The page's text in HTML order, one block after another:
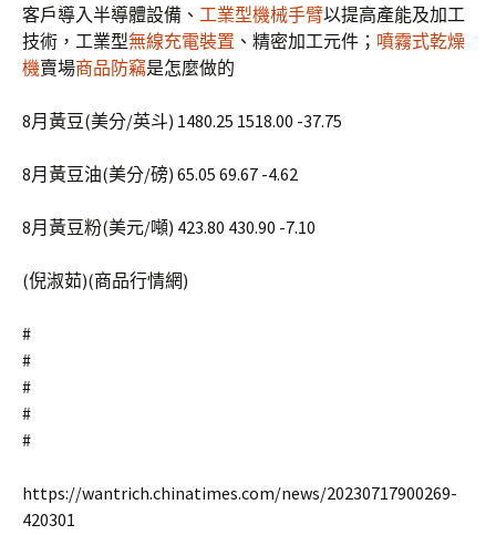
客戶導入半導體設備、 工業型機械手臂以提高產能及加工
技術，工業型無線充電裝置 、精密加工元件； 噴霧式乾燥
機賣場商品防竊是怎麼做的
8月黃豆(美分/英斗) 1480.25 1518.00 -37.75
8月黃豆油(美分/磅) 65.05 69.67 -4.62
8月黃豆粉(美元/噸) 423.80 430.90 -7.10
(倪淑茹)(商品行情網)
#
#
#
#
#
https://wantrich.chinatimes.com/news/20230717900269-
420301